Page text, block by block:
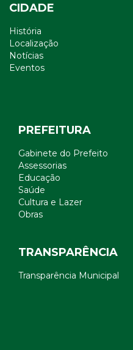
CIDADE
História
Localização
Notícias
Eventos
PREFEITURA
Gabinete do Prefeito
Assessorias
Educação
Saúde
Cultura e Lazer
Obras
TRANSPARÊNCIA
Transparência Municipal